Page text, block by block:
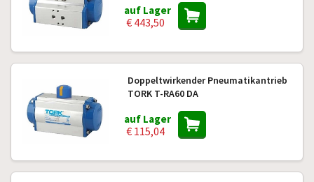
auf Lager
€ 443,50
Doppeltwirkender Pneumatikantrieb
TORK T-RA60 DA
auf Lager
€ 115,04